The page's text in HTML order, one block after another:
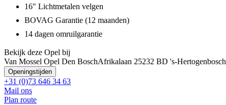
16" Lichtmetalen velgen
BOVAG Garantie (12 maanden)
14 dagen omruilgarantie
Bekijk deze Opel bij
Van Mossel Opel Den BoschAfrikalaan 25232 BD 's-Hertogenbosch
Openingstijden
+31 (0)73 646 34 63
Mail ons
Plan route